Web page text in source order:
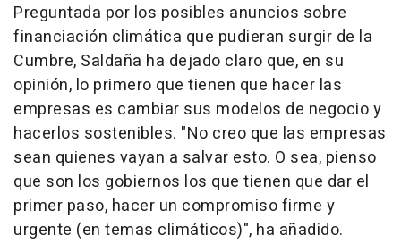
Preguntada por los posibles anuncios sobre
financiación climática que pudieran surgir de la
Cumbre, Saldaña ha dejado claro que, en su
opinión, lo primero que tienen que hacer las
empresas es cambiar sus modelos de negocio y
hacerlos sostenibles. "No creo que las empresas
sean quienes vayan a salvar esto. O sea, pienso
que son los gobiernos los que tienen que dar el
primer paso, hacer un compromiso firme y
urgente (en temas climáticos)", ha añadido.